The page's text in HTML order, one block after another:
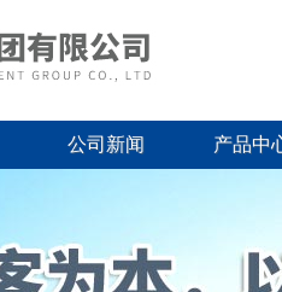
公司新闻 产品中